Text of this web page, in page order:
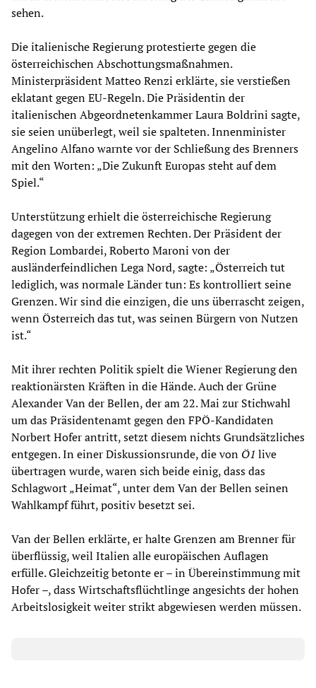
sehen.
Die italienische Regierung protestierte gegen die
österreichischen Abschottungsmaßnahmen.
Ministerpräsident Matteo Renzi erklärte, sie verstießen
eklatant gegen EU-Regeln. Die Präsidentin der
italienischen Abgeordnetenkammer Laura Boldrini sagte,
sie seien unüberlegt, weil sie spalteten. Innenminister
Angelino Alfano warnte vor der Schließung des Brenners
mit den Worten: „Die Zukunft Europas steht auf dem
Spiel.“
Unterstützung erhielt die österreichische Regierung
dagegen von der extremen Rechten. Der Präsident der
Region Lombardei, Roberto Maroni von der
ausländerfeindlichen Lega Nord, sagte: „Österreich tut
lediglich, was normale Länder tun: Es kontrolliert seine
Grenzen. Wir sind die einzigen, die uns überrascht zeigen,
wenn Österreich das tut, was seinen Bürgern von Nutzen
ist.“
Mit ihrer rechten Politik spielt die Wiener Regierung den
reaktionärsten Kräften in die Hände. Auch der Grüne
Alexander Van der Bellen, der am 22. Mai zur Stichwahl
um das Präsidentenamt gegen den FPÖ-Kandidaten
Norbert Hofer antritt, setzt diesem nichts Grundsätzliches
entgegen. In einer Diskussionsrunde, die von Ö1 live
übertragen wurde, waren sich beide einig, dass das
Schlagwort „Heimat“, unter dem Van der Bellen seinen
Wahlkampf führt, positiv besetzt sei.
Van der Bellen erklärte, er halte Grenzen am Brenner für
überflüssig, weil Italien alle europäischen Auflagen
erfülle. Gleichzeitig betonte er – in Übereinstimmung mit
Hofer –, dass Wirtschaftsflüchtlinge angesichts der hohen
Arbeitslosigkeit weiter strikt abgewiesen werden müssen.